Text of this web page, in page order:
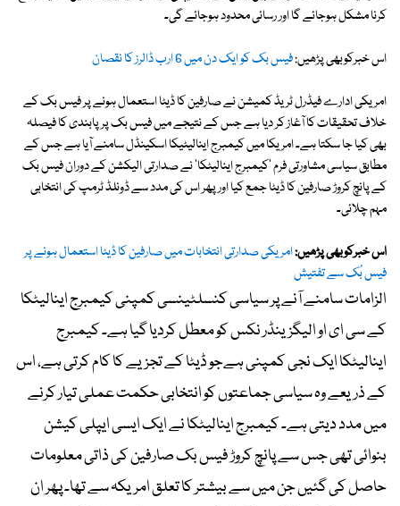
کرنا مشکل ہوجائے گا اور رسائی محدود ہوجائے گی۔
اس خبرکوبھی پڑھیں:فیس بک کو ایک دن میں 6 ارب ڈالرز کا نقصان
امریکی ادارے فیڈرل ٹریڈ کمیشن نے صارفین کا ڈیٹا استعمال ہونے پر فیس بک کے
خلاف تحقیقات کا آغاز کر دیا ہے جس کے نتیجے میں فیس بک پر پابندی کا فیصلہ
بھی کیا جا سکتا ہے۔ امریکا میں کیمبرج اینالیٹیکا اسکینڈل سامنے آیا ہے جس کے
مطابق سیاسی مشاورتی فرم 'کیمبرج اینالیٹکا' نے صدارتی الیکشن کے دوران فیس بک
کے پانچ کروڑ صارفین کا ڈیٹا جمع کیا اور پھر اس کی مدد سے ڈونلڈ ٹرمپ کی انتخابی
مہم چلائی۔
اس خبرکوبھی پڑھیں:امریکی صدارتی انتخابات میں صارفین کا ڈیٹا استعمال ہونے پر
فیس بُک سے تفتیش
الزامات سامنے آنے پر سیاسی کنسلٹینسی کمپنی کیمبرج اینالیٹکا
کے سی ای او الیگزینڈر نکس کو معطل کردیا گیا ہے۔ کیمبرج
اینالیٹکا ایک نجی کمپنی ہےجو ڈیٹا کے تجزیے کا کام کرتی ہے، اس
کے ذریعے وہ سیاسی جماعتوں کو انتخابی حکمت عملی تیار کرنے
میں مدد دیتی ہے۔ کیمبرج اینالیٹکا نے ایک ایسی ایپلی کیشن
بنوائی تھی جس سے پانچ کروڑ فیس بک صارفین کی ذاتی معلومات
حاصل کی گئیں جن میں سے بیشتر کا تعلق امریکہ سے تھا۔ پھر ان